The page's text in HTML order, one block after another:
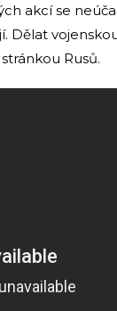
akcí se
Dělat
Rusů.